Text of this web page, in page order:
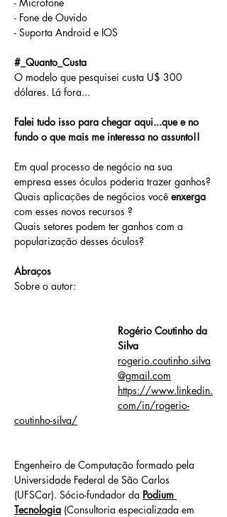
- Fone de Ouvido
- Suporta Android e IOS
#_Quanto_Custa
O modelo que pesquisei custa U$ 300
dólares. Lá fora...
Falei tudo isso para chegar aqui...que e no
fundo o que mais me interessa no assunto!!
Em qual processo de negócio na sua
empresa esses óculos poderia trazer ganhos?
Quais aplicações de negócios você enxerga
com esses novos recursos ?
Quais setores podem ter ganhos com a
popularização desses óculos?
Abraços
Sobre o autor:
Rogério Coutinho da
Silva
rogerio.coutinho.silva
@gmail.com
https://www.linkedin.
com/in/rogerio-
coutinho-silva/
Engenheiro de Computação formado pela
Universidade Federal de São Carlos
(UFSCar). Sócio-fundador da Podium
Tecnologia (Consultoria especializada em